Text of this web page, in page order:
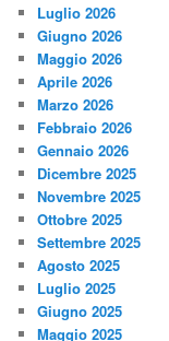
Luglio 2026
Giugno 2026
Maggio 2026
Aprile 2026
Marzo 2026
Febbraio 2026
Gennaio 2026
Dicembre 2025
Novembre 2025
Ottobre 2025
Settembre 2025
Agosto 2025
Luglio 2025
Giugno 2025
Maggio 2025